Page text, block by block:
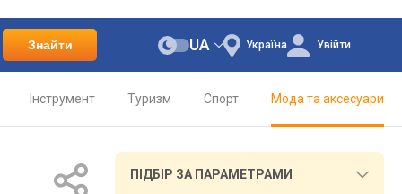
Знайти Україна
UA Увійти
Інструмент Туризм Спорт Мода та аксесуари
ПІДБІР ЗА ПАРАМЕТРАМИ